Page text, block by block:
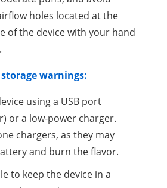
holes located at the
of the device with your hand
warnings:
using a USB port
or a low-power charger.
chargers, as they may
and burn the flavor.
to keep the device in a